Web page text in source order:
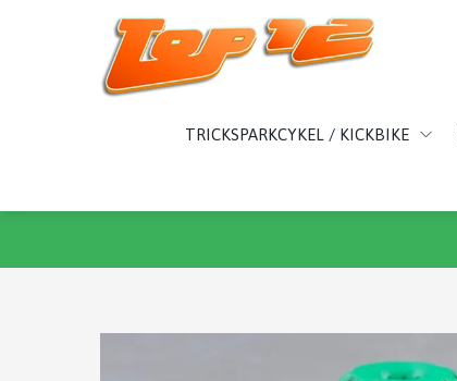
TRICKSPARKCYKEL / KICKBIKE